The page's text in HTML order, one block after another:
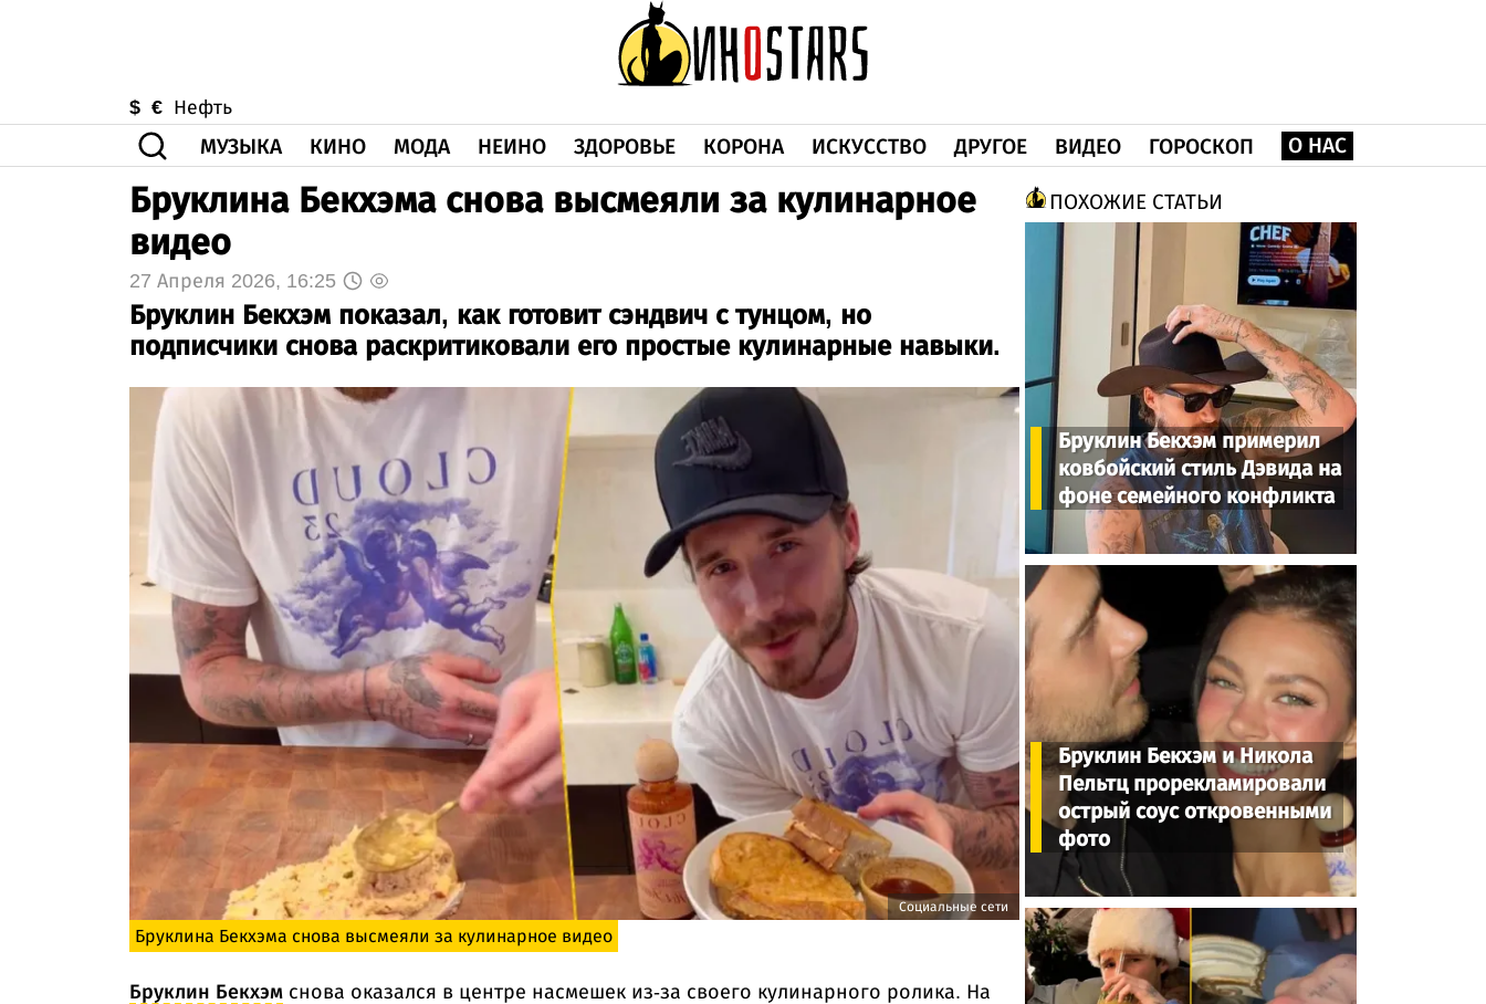
$ € Нефть
МУЗЫКА КИНО МОДА НЕИНО ЗДОРОВЬЕ КОРОНА ИСКУССТВО ДРУГОЕ ВИДЕО ГОРОСКОП О НАС
Бруклина Бекхэма снова высмеяли за кулинарное
видео
27 Апреля 2026, 16:25
Бруклин Бекхэм показал, как готовит сэндвич с тунцом, но
подписчики снова раскритиковали его простые кулинарные навыки.
Социальные сети
Бруклина Бекхэма снова высмеяли за кулинарное видео
Бруклин Бекхэм снова оказался в центре насмешек из-за своего кулинарного ролика. На
ПОХОЖИЕ СТАТЬИ
Бруклин Бекхэм примерил
ковбойский стиль Дэвида на
фоне семейного конфликта
Бруклин Бекхэм и Никола
Пельтц прорекламировали
острый соус откровенными
фото